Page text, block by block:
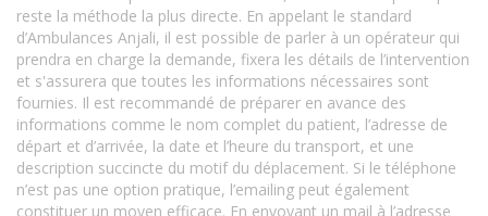
reste la méthode la plus directe. En appelant le standard
d’Ambulances Anjali, il est possible de parler à un opérateur qui
prendra en charge la demande, fixera les détails de l’intervention
et s'assurera que toutes les informations nécessaires sont
fournies. Il est recommandé de préparer en avance des
informations comme le nom complet du patient, l’adresse de
départ et d’arrivée, la date et l’heure du transport, et une
description succincte du motif du déplacement. Si le téléphone
n’est pas une option pratique, l’emailing peut également
constituer un moyen efficace. En envoyant un mail à l’adresse